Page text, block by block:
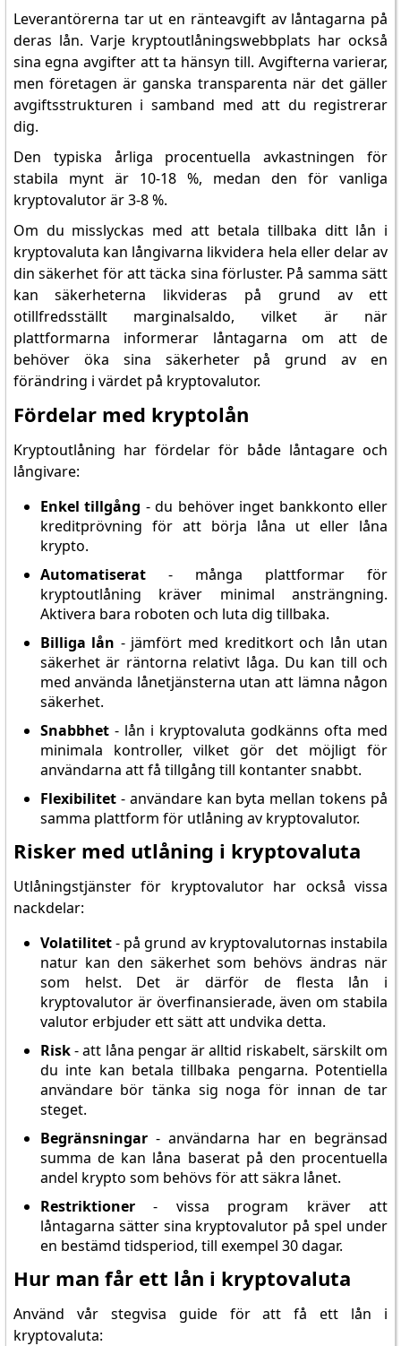
Leverantörerna tar ut en ränteavgift av låntagarna på
deras lån. Varje kryptoutlåningswebbplats har också
sina egna avgifter att ta hänsyn till. Avgifterna varierar,
men företagen är ganska transparenta när det gäller
avgiftsstrukturen i samband med att du registrerar
dig.
Den typiska årliga procentuella avkastningen för
stabila mynt är 10-18 %, medan den för vanliga
kryptovalutor är 3-8 %.
Om du misslyckas med att betala tillbaka ditt lån i
kryptovaluta kan långivarna likvidera hela eller delar av
din säkerhet för att täcka sina förluster. På samma sätt
kan säkerheterna likvideras på grund av ett
otillfredsställt marginalsaldo, vilket är när
plattformarna informerar låntagarna om att de
behöver öka sina säkerheter på grund av en
förändring i värdet på kryptovalutor.
Fördelar med kryptolån
Kryptoutlåning har fördelar för både låntagare och
långivare:
Enkel tillgång - du behöver inget bankkonto eller
kreditprövning för att börja låna ut eller låna
krypto.
Automatiserat- många plattformar för
kryptoutlåning kräver minimal ansträngning.
Aktivera bara roboten och luta dig tillbaka.
Billiga lån - jämfört med kreditkort och lån utan
säkerhet är räntorna relativt låga. Du kan till och
med använda lånetjänsterna utan att lämna någon
säkerhet.
Snabbhet- lån i kryptovaluta godkänns ofta med
minimala kontroller, vilket gör det möjligt för
användarna att få tillgång till kontanter snabbt.
Flexibilitet- användare kan byta mellan tokens på
samma plattform för utlåning av kryptovalutor.
Risker med utlåning i kryptovaluta
Utlåningstjänster för kryptovalutor har också vissa
nackdelar:
Volatilitet- på grund av kryptovalutornas instabila
natur kan den säkerhet som behövs ändras när
som helst. Det är därför de flesta lån i
kryptovalutor är överfinansierade, även om stabila
valutor erbjuder ett sätt att undvika detta.
Risk- att låna pengar är alltid riskabelt, särskilt om
du inte kan betala tillbaka pengarna. Potentiella
användare bör tänka sig noga för innan de tar
steget.
Begränsningar- användarna har en begränsad
summa de kan låna baserat på den procentuella
andel krypto som behövs för att säkra lånet.
Restriktioner- vissa program kräver att
låntagarna sätter sina kryptovalutor på spel under
en bestämd tidsperiod, till exempel 30 dagar.
Hur man får ett lån i kryptovaluta
Använd vår stegvisa guide för att få ett lån i
kryptovaluta: